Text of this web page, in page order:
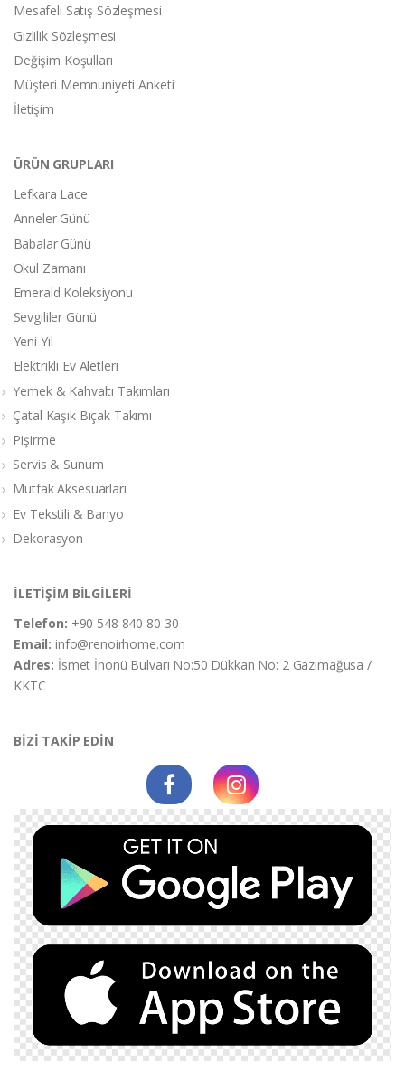
Mesafeli Satış Sözleşmesi
Gizlilik Sözleşmesi
Değişim Koşulları
Müşteri Memnuniyeti Anketi
İletişim
ÜRÜN GRUPLARI
Lefkara Lace
Anneler Günü
Babalar Günü
Okul Zamanı
Emerald Koleksiyonu
Sevgililer Günü
Yeni Yıl
Elektrikli Ev Aletleri
Yemek & Kahvaltı Takımları
Çatal Kaşık Bıçak Takımı
Pişirme
Servis & Sunum
Mutfak Aksesuarları
Ev Tekstili & Banyo
Dekorasyon
İLETİŞİM BİLGİLERİ
Telefon: +90 548 840 80 30
Email:info@renoirhome.com
Adres: İsmet İnonü Bulvarı No:50 Dükkan No: 2 Gazimağusa /
KKTC
BİZİ TAKİP EDİN